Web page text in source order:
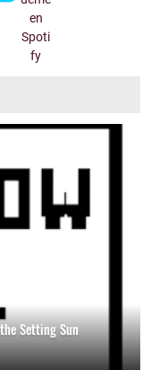
Setting Sun